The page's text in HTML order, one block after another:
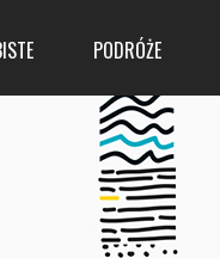
PODRÓŻE